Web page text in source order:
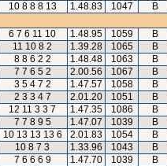
10 8 8 8 13 1.48.83 1047
B
6 7 6 11 10 1.48.95 1059
B
11 10 8 2 1.39.28 1065
B
8 8 6 2 2 1.48.48 1063
B
7 7 6 5 2 2.00.56 1067
B
3 5 4 7 2 1.47.57 1058
B
2 3 3 4 7 2.01.20 1051
B
12 11 3 3 7 1.47.35 1086
B
7 7 8 9 5 1.47.07 1039
B
10 13 13 13 6 2.01.83 1054
B
10 8 7 3 1.33.96 1043
B
7 6 6 6 9 1.47.70 1039
B